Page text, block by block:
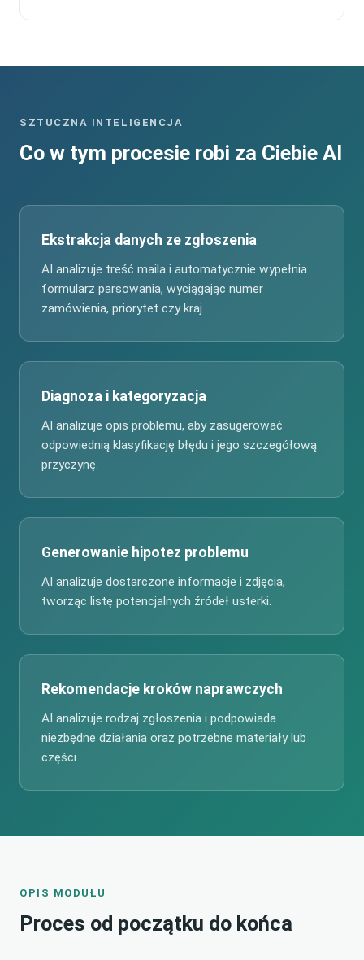
SZTUCZNA INTELIGENCJA
Co w tym procesie robi za Ciebie AI
Ekstrakcja danych ze zgłoszenia
AI analizuje treść maila i automatycznie wypełnia
formularz parsowania, wyciągając numer
zamówienia, priorytet czy kraj.
Diagnoza i kategoryzacja
AI analizuje opis problemu, aby zasugerować
odpowiednią klasyfikację błędu i jego szczegółową
przyczynę.
Generowanie hipotez problemu
AI analizuje dostarczone informacje i zdjęcia,
tworząc listę potencjalnych źródeł usterki.
Rekomendacje kroków naprawczych
AI analizuje rodzaj zgłoszenia i podpowiada
niezbędne działania oraz potrzebne materiały lub
części.
OPIS MODUŁU
Proces od początku do końca